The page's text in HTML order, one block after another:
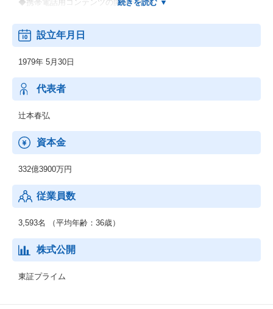
◆携帯電話用コンテンツの開発・販売
―エンターテイメント事業領域において、多数の事業を展開して
います。
そこで創出したコンテンツという知的財産を様々な事業に多面展
開するワンコンテンツ・マルチユース戦略を推進しています。
設立年月日
1979年 5月30日
代表者
辻本春弘
資本金
332億3900万円
従業員数
3,593名 （平均年齢：36歳）
株式公開
東証プライム